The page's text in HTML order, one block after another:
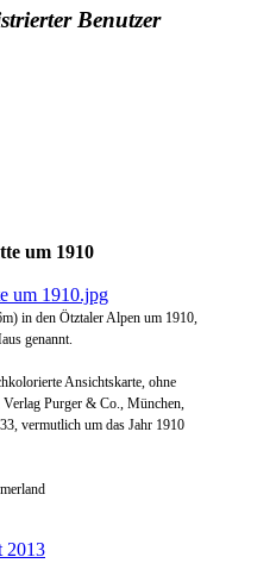
Benutzer
um 1910
in den Ötztaler Alpen um 1910,
genannt.
Ansichtskarte, ohne
Purger & Co., München,
vermutlich um das Jahr 1910
2013